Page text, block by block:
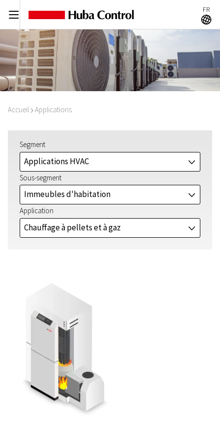
C FR
A
Accueil I Applications
Segment
Applications HVAC J
Sous-segment
Immeubles d'habitation J
Application
Chauffage à pellets et à gaz J